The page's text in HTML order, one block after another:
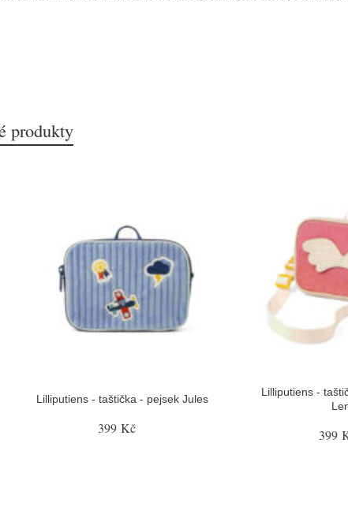
produkty
Lilliputiens - taštička - pejsek Jules
399 Kč
Lilliputiens -
399